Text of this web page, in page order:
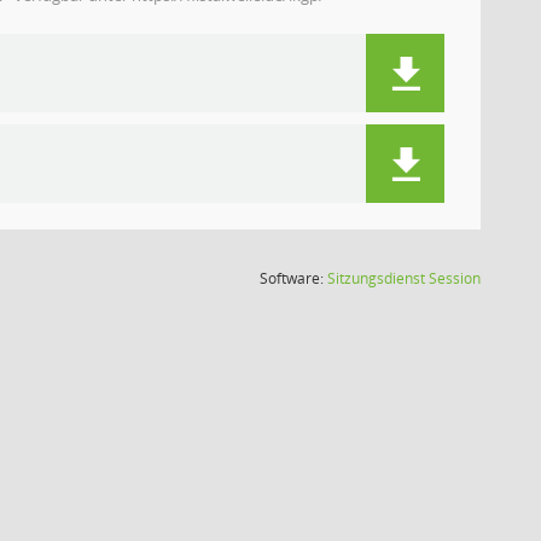
Software:SitzungsdienstSession(Wird in